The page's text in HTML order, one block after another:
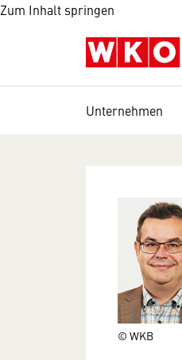
Zum Inhalt springen
Unternehmen
© WKB